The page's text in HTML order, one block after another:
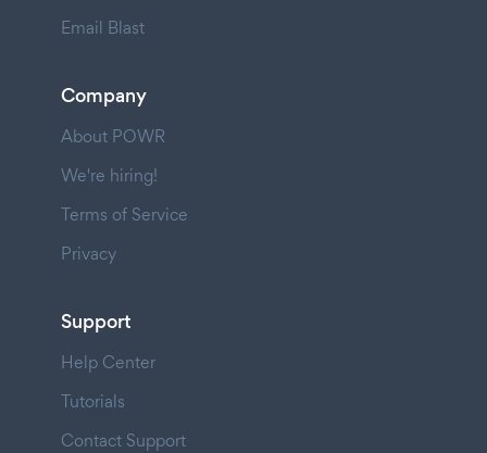
Email Blast
Company
About POWR
We're hiring!
Terms of Service
Privacy
Support
Help Center
Tutorials
Contact Support